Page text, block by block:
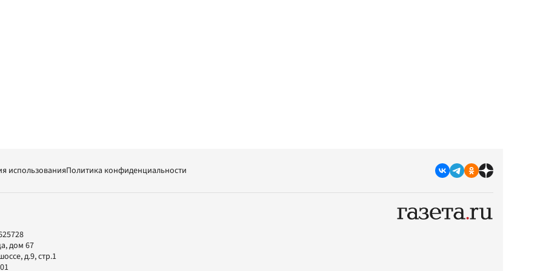
использованияПолитика конфиденциальности
дом 67
д.9, стр.1